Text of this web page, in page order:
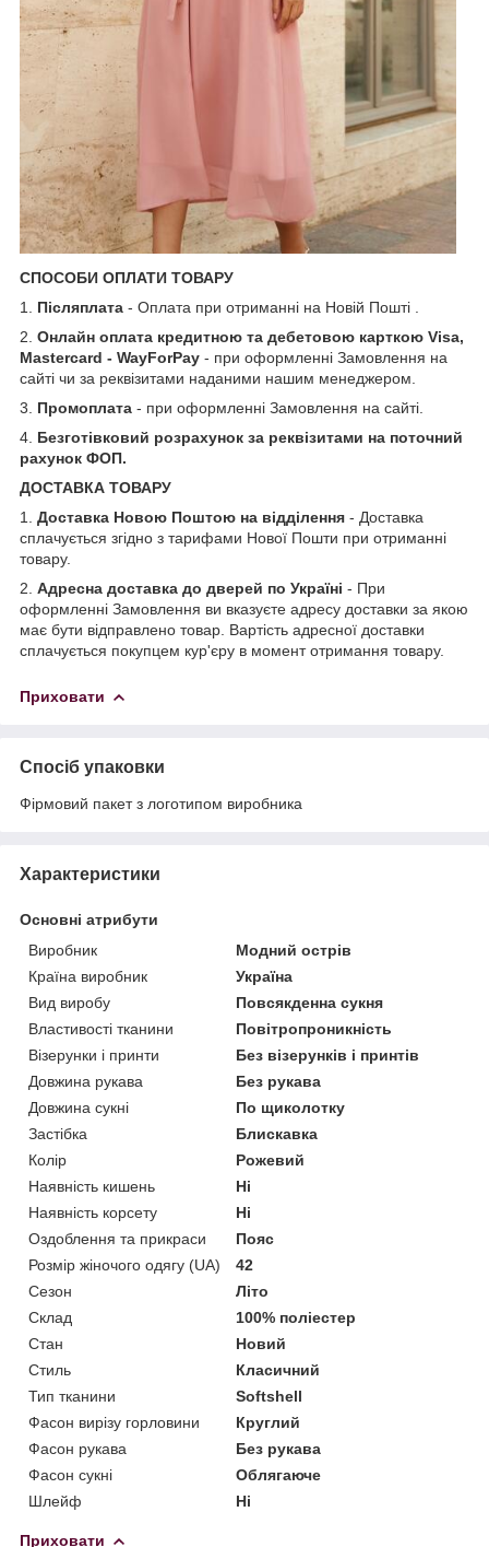
СПОСОБИ ОПЛАТИ ТОВАРУ
1. Післяплата - Оплата при отриманні на Новій Пошті .
2. Онлайн оплата кредитною та дебетовою карткою Visa,
Mastercard - WayForPay - при оформленні Замовлення на
сайті чи за реквізитами наданими нашим менеджером.
3. Промоплата - при оформленні Замовлення на сайті.
4. Безготівковий розрахунок за реквізитами на поточний
рахунок ФОП.
ДОСТАВКА ТОВАРУ
1.
Доставка Новою Поштою на відділення - Доставка
сплачується згідно з тарифами Нової Пошти при отриманні
товару.
2. Адресна доставка до дверей по Україні - При
оформленні Замовлення ви вказуєте адресу доставки за якою
має бути відправлено товар. Вартість адресної доставки
сплачується покупцем кур'єру в момент отримання товару.
Приховати
Спосіб упаковки
Фірмовий пакет з логотипом виробника
Характеристики
Основні атрибути
Виробник
Модний острів
Країна виробник
Україна
Вид виробу
Повсякденна сукня
Властивості тканини
Повітропроникність
Візерунки і принти
Без візерунків і принтів
Довжина рукава
Без рукава
Довжина сукні
По щиколотку
Застібка
Блискавка
Колір
Рожевий
Наявність кишень
Ні
Наявність корсету
Ні
Оздоблення та прикраси
Пояс
Розмір жіночого одягу (UA)
42
Сезон
Літо
Склад
100% поліестер
Стан
Новий
Стиль
Класичний
Тип тканини
Softshell
Фасон вирізу горловини
Круглий
Фасон рукава
Без рукава
Фасон сукні
Облягаюче
Шлейф
Ні
Приховати